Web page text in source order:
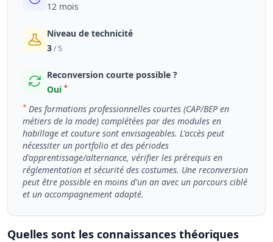
12 mois
Niveau de technicité
3/ 5
Reconversion courte possible ?
Oui *
* Des formations professionnelles courtes (CAP/BEP en
métiers de la mode) complétées par des modules en
habillage et couture sont envisageables. L'accès peut
nécessiter un portfolio et des périodes
d'apprentissage/alternance, vérifier les prérequis en
réglementation et sécurité des costumes. Une reconversion
peut être possible en moins d'un an avec un parcours ciblé
et un accompagnement adapté.
Quelles sont les connaissances théoriques